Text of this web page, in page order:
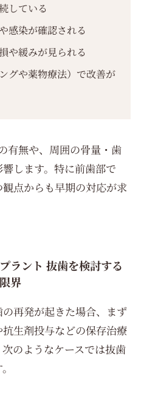
している
感染が確認される
や緩みが見られる
グや薬物療法）で改善が
有無や、周囲の骨量・歯
します。特に前歯部で
点からも早期の対応が求
ラント 抜歯を検討する
界
の再発が起きた場合、まず
生剤投与などの保存治療
のようなケースでは抜歯